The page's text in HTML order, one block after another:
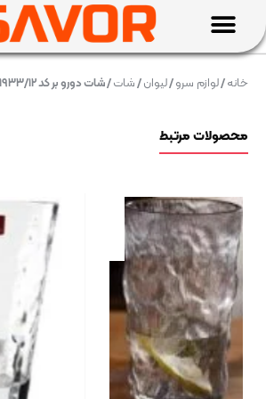
خانه/لوازم سرو/لیوان/شات/ شات دورو بر کد ۱۹۳۳/۱۲ دست ۶ عددی
محصولات مرتبط